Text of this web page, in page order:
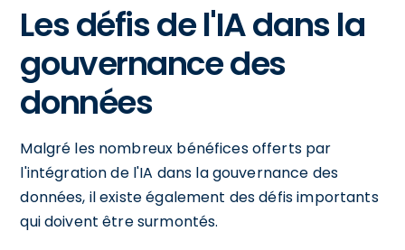
Les défis de l'IA dans la
gouvernance des
données
Malgré les nombreux bénéfices offerts par
l'intégration de l'IA dans la gouvernance des
données, il existe également des défis importants
qui doivent être surmontés.